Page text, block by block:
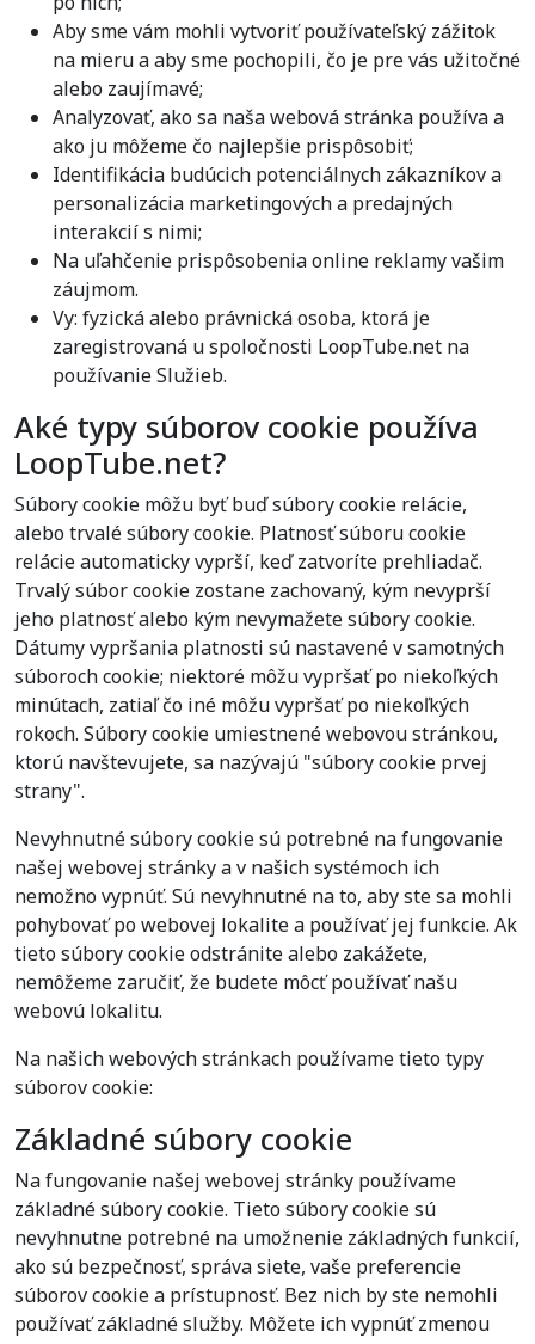
Aby sme vám mohli vytvoriť používateľský zážitok
na mieru a aby sme pochopili, čo je pre vás užitočné
alebo zaujímavé;
Analyzovať, ako sa naša webová stránka používa a
ako ju môžeme čo najlepšie prispôsobiť;
Identifikácia budúcich potenciálnych zákazníkov a
personalizácia marketingových a predajných
interakcií s nimi;
Na uľahčenie prispôsobenia online reklamy vašim
záujmom.
Vy: fyzická alebo právnická osoba, ktorá je
zaregistrovaná u spoločnosti LoopTube.net na
používanie Služieb.
Aké typy súborov cookie používa
LoopTube.net?
Súbory cookie môžu byť buď súbory cookie relácie,
alebo trvalé súbory cookie. Platnosť súboru cookie
relácie automaticky vyprší, keď zatvoríte prehliadač.
Trvalý súbor cookie zostane zachovaný, kým nevyprší
jeho platnosť alebo kým nevymažete súbory cookie.
Dátumy vypršania platnosti sú nastavené v samotných
súboroch cookie; niektoré môžu vypršať po niekoľkých
minútach, zatiaľ čo iné môžu vypršať po niekoľkých
rokoch. Súbory cookie umiestnené webovou stránkou,
ktorú navštevujete, sa nazývajú "súbory cookie prvej
strany".
Nevyhnutné súbory cookie sú potrebné na fungovanie
našej webovej stránky a v našich systémoch ich
nemožno vypnúť. Sú nevyhnutné na to, aby ste sa mohli
pohybovať po webovej lokalite a používať jej funkcie. Ak
tieto súbory cookie odstránite alebo zakážete,
nemôžeme zaručiť, že budete môcť používať našu
webovú lokalitu.
Na našich webových stránkach používame tieto typy
súborov cookie:
Základné súbory cookie
Na fungovanie našej webovej stránky používame
základné súbory cookie. Tieto súbory cookie sú
nevyhnutne potrebné na umožnenie základných funkcií,
ako sú bezpečnosť, správa siete, vaše preferencie
súborov cookie a prístupnosť. Bez nich by ste nemohli
používať základné služby. Môžete ich vypnúť zmenou